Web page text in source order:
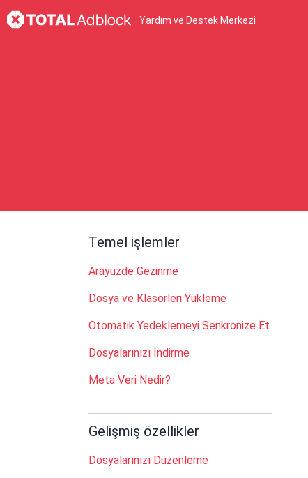
Yardım ve Destek Merkezi
Temel işlemler
Arayüzde Gezinme
Dosya ve Klasörleri Yükleme
Otomatik Yedeklemeyi Senkronize Et
Dosyalarınızı İndirme
Meta Veri Nedir?
Gelişmiş özellikler
Dosyalarınızı Düzenleme